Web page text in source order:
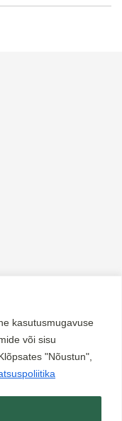
kasutusmugavuse
või sisu
"Nõustun",